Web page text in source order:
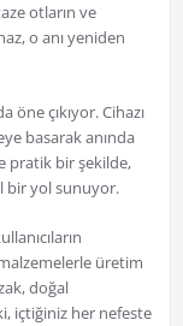
otların ve
o anı yeniden
öne çıkıyor. Cihazı
basarak anında
pratik bir şekilde,
bir yol sunuyor.
üretim
doğal
içtiğiniz her nefeste